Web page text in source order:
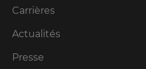
Carrières
Actualités
Presse